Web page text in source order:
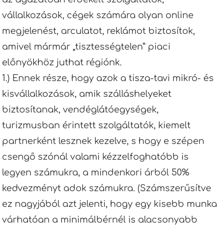
vállalkozások, cégek számára olyan online
megjelenést, arculatot, reklámot biztosítok,
amivel mármár „tisztességtelen” piaci
előnyökhöz juthat régiónk.
1.) Ennek része, hogy azok a tisza-tavi mikró- és
kisvállalkozások, amik szálláshelyeket
biztosítanak, vendéglátóegységek,
turizmusban érintett szolgáltatók, kiemelt
partnerként lesznek kezelve, s hogy e szépen
csengő szónál valami kézzelfoghatóbb is
legyen számukra, a mindenkori árból 50%
kedvezményt adok számukra. (Számszerűsítve
ez nagyjából azt jelenti, hogy egy kisebb munka
várhatóan a minimálbérnél is alacsonyabb